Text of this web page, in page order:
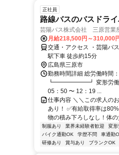
正社員
路線バスのバスドラ
芸陽バス株式会社 三原営業
月給218,500円～310,000
交通・アクセス ・芸陽バ
駅下車 徒歩約15分
広島県三原市
勤務時間詳細 総労働時
┗━━━━━━┛ 変形労働時
05：50 〜 12：19 ...
仕事内容 ＼＼この求人の
あり！ ✅有給取得率は
物の積み下ろしなし！体
制服あり 業界未経験者歓迎 変形
バイク通勤OK
学歴不問 車通勤
研修あり
賞与あり ブランクOK